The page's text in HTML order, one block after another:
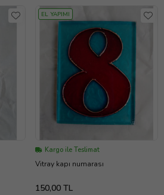
EL YAPIMI
Kargo ile Teslimat
Vitray kapı numarası
150,00 TL